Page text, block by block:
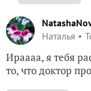
Наталья
Ираааа, я тебя
то, что доктор